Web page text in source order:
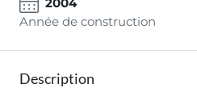
Année de construction
Description